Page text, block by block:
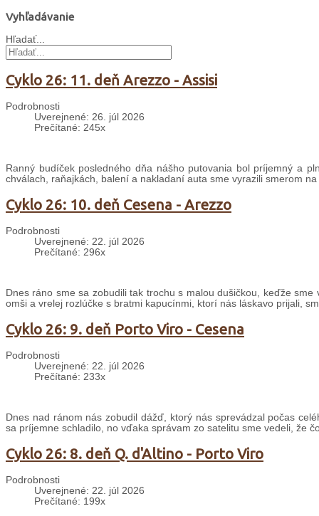
Vyhľadávanie
Hľadať...
Cyklo 26: 11. deň Arezzo - Assisi
Podrobnosti
Uverejnené: 26. júl 2026
Prečítané: 245x
Ranný budíček posledného dňa nášho putovania bol príjemný a
chválach, raňajkách, balení a nakladaní auta sme vyrazili smerom
Cyklo 26: 10. deň Cesena - Arezzo
Podrobnosti
Uverejnené: 22. júl 2026
Prečítané: 296x
Dnes ráno sme sa zobudili tak trochu s malou dušičkou, keďže
omši a vrelej rozlúčke s bratmi kapucínmi, ktorí nás láskavo prijali,
Cyklo 26: 9. deň Porto Viro - Cesena
Podrobnosti
Uverejnené: 22. júl 2026
Prečítané: 233x
Dnes nad ránom nás zobudil dážď, ktorý nás sprevádzal počas
sa príjemne schladilo, no vďaka správam zo satelitu sme vedeli, že
Cyklo 26: 8. deň Q. d'Altino - Porto Viro
Podrobnosti
Uverejnené: 22. júl 2026
Prečítané: 199x